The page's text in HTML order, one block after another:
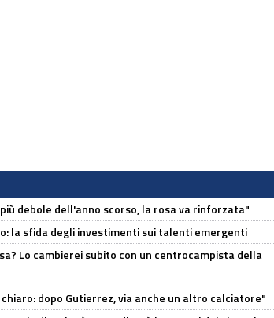
debole dell'anno scorso, la rosa va rinforzata"
la sfida degli investimenti sui talenti emergenti
Lo cambierei subito con un centrocampista della
dopo Gutierrez, via anche un altro calciatore"